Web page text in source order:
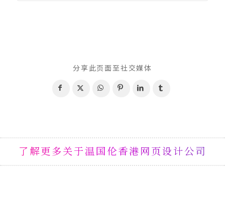
分享此页面至社交媒体
了解更多关于温国伦香港网页设计公司